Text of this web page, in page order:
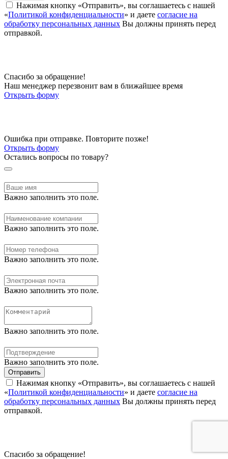
Нажимая кнопку «Отправить», вы соглашаетесь с нашей
«Политикой конфиденциальности» и даете согласие на
обработку персональных данных Вы должны принять перед
отправкой.
Спасибо за обращение!
Наш менеджер перезвонит вам в ближайшее время
Открыть форму
Ошибка при отправке. Повторите позже!
Открыть форму
Остались вопросы по товару?
Важно заполнить это поле.
Важно заполнить это поле.
Важно заполнить это поле.
Важно заполнить это поле.
Важно заполнить это поле.
Важно заполнить это поле.
Отправить
Нажимая кнопку «Отправить», вы соглашаетесь с нашей
«Политикой конфиденциальности» и даете согласие на
обработку персональных данных Вы должны принять перед
отправкой.
Спасибо за обращение!